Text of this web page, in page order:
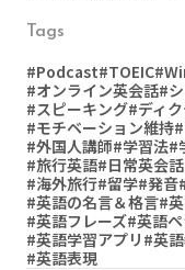
Tags
#Podcast#TOEIC
#オンライン英会話#
#スピーキング#ディ
#モチベーション維持
#外国人講師#学習法#
#旅行英語#日常英会話
#海外旅行#留学#発音
#英語の名言＆格言#
#英語フレーズ#英語
#英語学習アプリ #英
#英語表現